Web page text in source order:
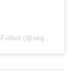
Um post compartilhado por Segmento Fútbol (@segmentofutbolec)